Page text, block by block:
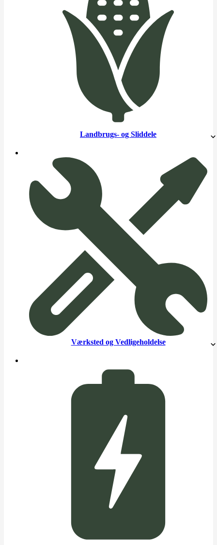
Landbrugs- og Sliddele
Værksted og Vedligeholdelse